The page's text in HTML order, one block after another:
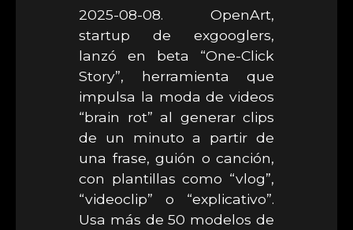
2025-08-08. OpenArt,
startup de exgooglers,
lanzó en beta “One-Click
Story”, herramienta que
impulsa la moda de videos
“brain rot” al generar clips
de un minuto a partir de
una frase, guión o canción,
con plantillas como “vlog”,
“videoclip” o “explicativo”.
Usa más de 50 modelos de